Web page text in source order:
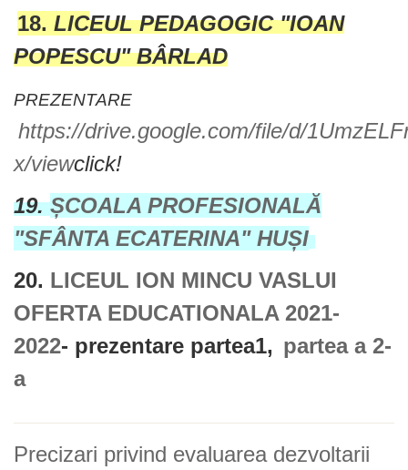
18. LICEUL PEDAGOGIC "IOAN
POPESCU" BÂRLAD
PREZENTARE
https://drive.google.com/file/d/
x/viewclick!
19.ȘCOALA PROFESIONALĂ
"SFÂNTA ECATERINA" HUȘI
20. LICEUL ION MINCU VASLUI
OFERTA EDUCATIONALA 2021-
2022- prezentare partea1, partea a 2-
a
Precizari privind evaluarea dezvoltarii